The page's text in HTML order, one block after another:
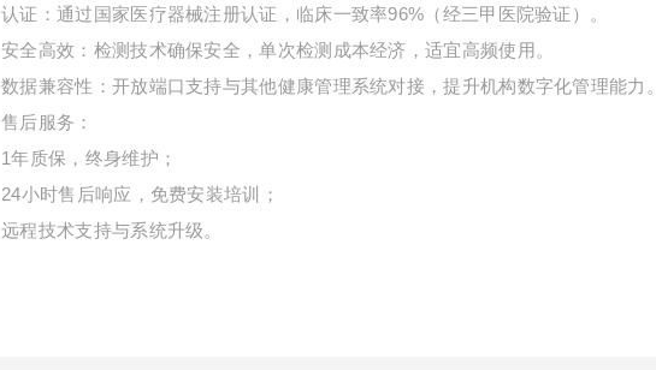
认证 ：通过国家医疗器械注册认证，临床一致率96%（经三甲医院验证）。
安全高效 ：检测技术确保安全，单次检测成本经济，适宜高频使用。
数据兼容性 ：开放端口支持与其他健康管理系统对接，提升机构数字化管理能力。
售后服务 ：
1年质保，终身维护；
24小时售后响应，免费安装培训；
远程技术支持与系统升级。